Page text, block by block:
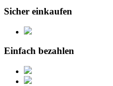
Sicher einkaufen
Einfach bezahlen